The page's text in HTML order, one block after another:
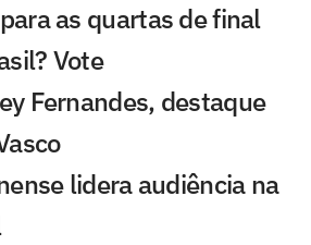
as quartas de final
Vote
Fernandes, destaque
lidera audiência na